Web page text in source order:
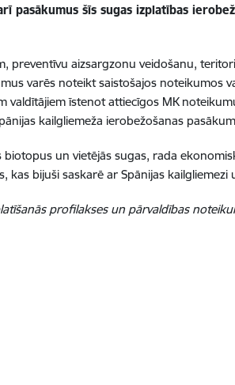
šīs sugas izplatības
preventīvu aizsargzonu veidošanu,
varēs noteikt saistošajos noteikumos
īstenot attiecīgos MK
kailgliemeža ierobežošanas
un vietējās sugas, rada
bijuši saskarē ar Spānijas
profilakses un pārvaldības